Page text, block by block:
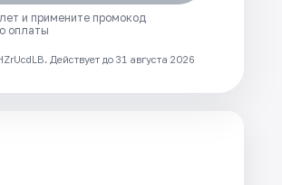
и примените промокод
оплаты
Действует до 31 августа 2026